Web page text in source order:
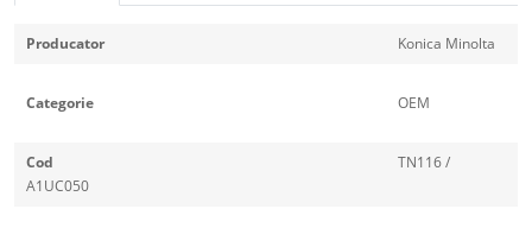
Producator Konica Minolta
Categorie OEM
Cod
TN116 /
A1UC050